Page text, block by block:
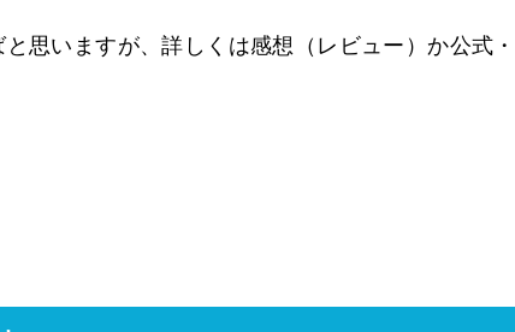
思いますが、詳しくは感想（レビュー）か公式・